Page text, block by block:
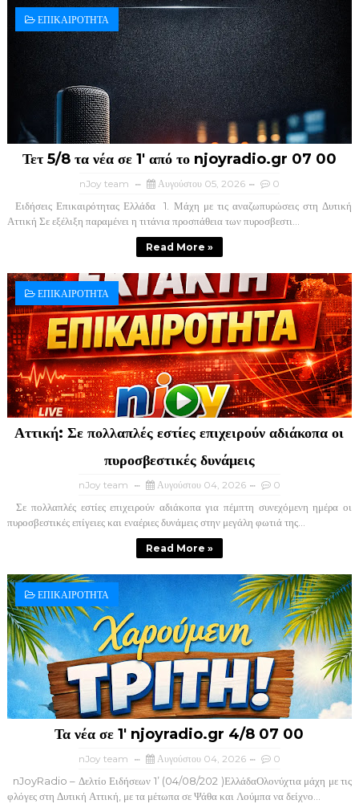
ΕΠΙΚΑΙΡΟΤΗΤΑ
Τετ 5/8 τα νέα σε 1' από το njoyradio.gr 07 00
nJoy team Αυγούστου 05, 2026 0
Ειδήσεις Επικαιρότητας Ελλάδα ​ 1. Μάχη με τις αναζωπυρώσεις στη Δυτική
Αττική ​Σε εξέλιξη παραμένει η τιτάνια προσπάθεια των πυροσβεστι...
Read More »
ΕΠΙΚΑΙΡΟΤΗΤΑ
Αττική: Σε πολλαπλές εστίες επιχειρούν αδιάκοπα οι
πυροσβεστικές δυνάμεις
nJoy team Αυγούστου 04, 2026 0
Σε πολλαπλές εστίες επιχειρούν αδιάκοπα για πέμπτη συνεχόμενη ημέρα οι
πυροσβεστικές επίγειες και εναέριες δυνάμεις στην μεγάλη φωτιά της...
Read More »
ΕΠΙΚΑΙΡΟΤΗΤΑ
Τα νέα σε 1' njoyradio.gr 4/8 07 00
nJoy team Αυγούστου 04, 2026 0
nJoyRadio – Δελτίο Ειδήσεων 1’ (04/08/202 )ΕλλάδαΟλονύχτια μάχη με τις
φλόγες στη Δυτική Αττική, με τα μέτωπα σε Ψάθα και Λούμπα να δείχνο...